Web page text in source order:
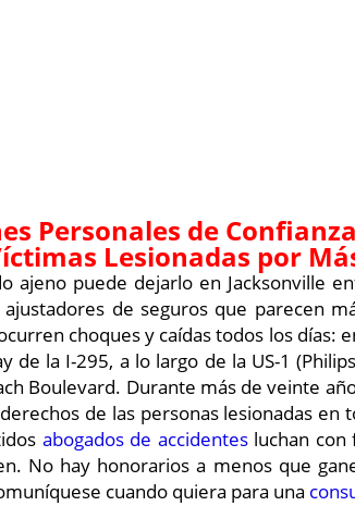
Personales de
Lesionadas por
ajeno puede dejarlo en Jacksonville
de seguros que parecen
choques y caídas todos los días:
de la I-295, a lo largo de la US-1
Boulevard. Durante más de veinte
de las personas lesionadas en
abogados de accidentesluchan con
No hay honorarios a menos que
cuando quiera para una